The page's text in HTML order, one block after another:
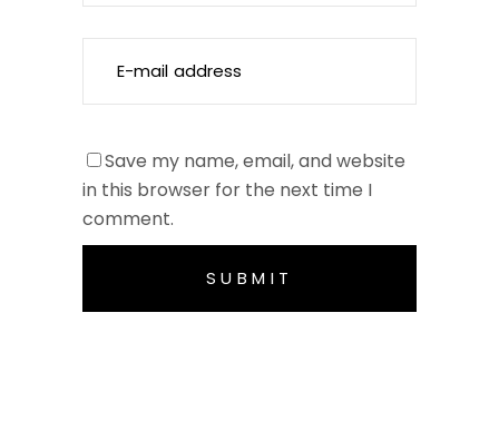
Save my name, email, and website
in this browser for the next time I
comment.